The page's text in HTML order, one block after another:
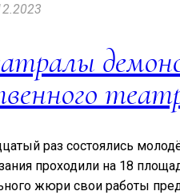
раз состоялись
проходили на 18
жюри свои работы